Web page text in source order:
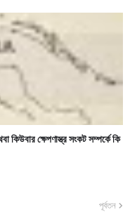
কিউবার ক্ষেপণাস্ত্র সংকট সম্পর্কে কি
পূর্বতন